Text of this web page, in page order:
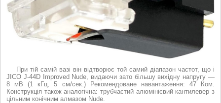
При тій самій вазі він відтворює той самий діапазон частот, що і
JICO J-44D Improved Nude, видаючи зато більшу вихідну напругу —
8 мВ (1 кГц, 5 см/сек.) Рекомендоване навантаження: 47 Ком.
Конструкція також аналогічна: трубчастий алюмінієвий кантилевер з
цільним конічним алмазом Nude.